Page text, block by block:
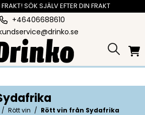
SÖK SJÄLV EFTER DIN FRAKT
+46406688610
/ Rött vin / Rött vin från Sydafrika